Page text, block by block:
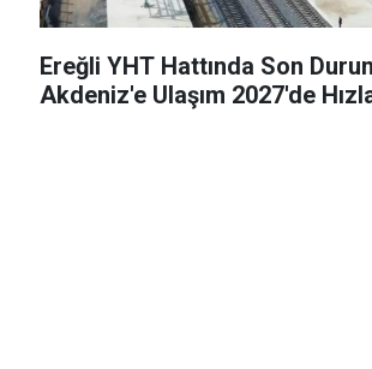
Ereğli YHT Hattında Son
Akdeniz'e Ulaşım 2027'de